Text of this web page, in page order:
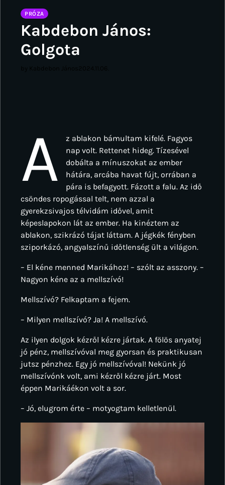
PRÓZA
Kabdebon János:
Golgota
A
z ablakon bámultam kifelé. Fagyos
nap volt. Rettenet hideg. Tízesével
dobálta a mínuszokat az ember
hátára, arcába havat fújt, orrában a
pára is befagyott. Fázott a falu. Az idő
csöndes ropogással telt, nem azzal a
gyerekzsivajos télvidám idővel, amit
képeslapokon lát az ember. Ha kinéztem az
ablakon, szikrázó tájat láttam. A jégkék fényben
sziporkázó, angyalszínű időtlenség ült a világon.
– El kéne menned Marikához! – szólt az asszony. –
Nagyon kéne az a mellszívó!
Mellszívó? Felkaptam a fejem.
– Milyen mellszívó? Ja! A mellszívó.
Az ilyen dolgok kézről kézre jártak. A fölös anyatej
jó pénz, mellszívóval meg gyorsan és praktikusan
jutsz pénzhez. Egy jó mellszívóval! Nekünk jó
mellszívónk volt, ami kézről kézre járt. Most
éppen Marikáékon volt a sor.
– Jó, elugrom érte – motyogtam kelletlenül.